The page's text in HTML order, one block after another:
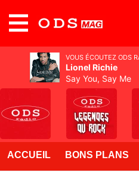
ACCUEIL BONS PLANS
VOUS ÉCOUTEZ ODS
Lionel Richie
Say You, Say Me